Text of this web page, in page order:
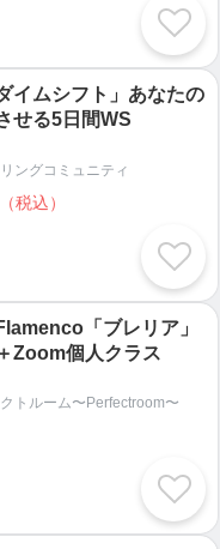
イムシフト」あなたの
せる5日間WS
ングコミュニティ
（税込）
「ブレリア」
Zoom個人クラス
トルーム〜Perfectroom〜